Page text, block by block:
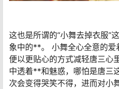
这也是所谓的“小舞去掉衣服”
象中的**。 小舞全心全意的
便以更贴心的方式减轻唐三心
中透着**和魅惑，哪怕是唐三
次会变得哭笑不得，进而对小